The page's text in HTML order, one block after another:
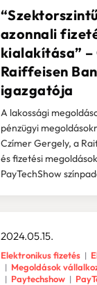
azonnali
kialakítása” –
Raiffeisen
igazgatója
A lakossági
pénzügyi
Czímer Gergely, a
és fizetési
PayTechShow
2024.05.15.
Elektronikus fizetés
Megoldások
Paytechshow